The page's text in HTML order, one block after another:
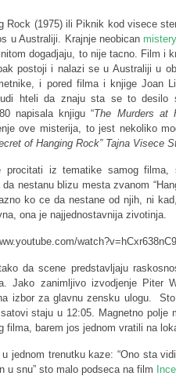
Rock (1975) ili Piknik kod visece
u Australiji. Krajnje neobicanmistery
dogadjaju, to nije tacno. Film i
postoji i nalazi se u Australiji u
i pored filma i knjige Joan
hteli da znaju sta se to desilo
napisala knjigu “The Murders at
ove misterija, to jest nekoliko
of Hanging Rock” Tajna Visece
procitati iz tematike samog
nestanu blizu mesta zvanom
ko ce da nestane od njih, ni
ona je najjednostavnija zivotinja.
da scene predstavljaju
Jako zanimljivo izvodjenje Piter
izbor za glavnu zensku ulogu.
staju u 12:05. Magnetno
filma, barem jos jednom vratili na
jednom trenutku kaze: “Ono sta
u snu” sto malo podseca na film